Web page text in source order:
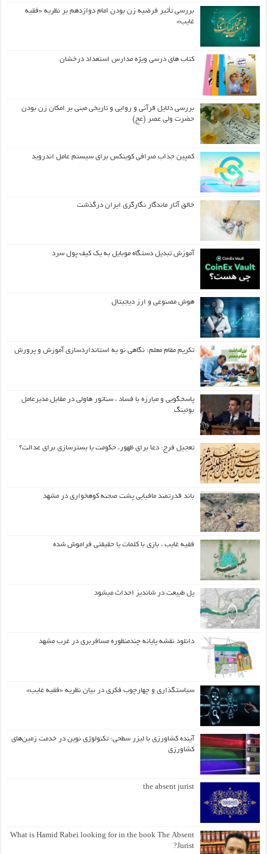
بررسی تأثیر فرضیه زن بودن امام دوازدهم بر نظریه «فقیه
غایب»
کتاب های درسی ویژه مدارس استعداد درخشان
بررسی دلایل قرآنی و روایی و تاریخی مبنی بر امکان زن بودن
حضرت ولی عصر (عج)
کمپین جذاب صرافی کوینکس برای سیستم عامل اندروید
خالق آثار ماندگار نگارگری ایران درگذشت
آموزش تبدیل دستگاه موبایل به یک کیف‌ پول سرد
هوش مصنوعی و ارز دیجیتال
تکریم مقام معلم: نگاهی نو به استانداردسازی آموزش و پرورش
پاسخگویی و مبارزه با فساد ، سناتور هاولی در مقابل مدیرعامل
بوئینگ
تعجیل فرج: دعا برای ظهور، حکومت یا بسترسازی برای عدالت؟
باند قدرتمند مافیایی پشت صحنه کوهخواری در مشهد
فقیه غایب ، بازی با کلمات یا حقیقتی فراموش شده
پل طبیعت در شاندیز احداث میشود
دانلود نقشه پایانه چندمنظوره مسافربری در غرب مشهد
سیاستگذاری و چهارچوب فکری در بیان نظریه «فقیه غایب»
آینده کشاورزی با لیزر سطحی: تکنولوژی نوین در خدمت زمین‌های
کشاورزی
the absent jurist
What is Hamid Rabei looking for in the book The Absent
Jurist?